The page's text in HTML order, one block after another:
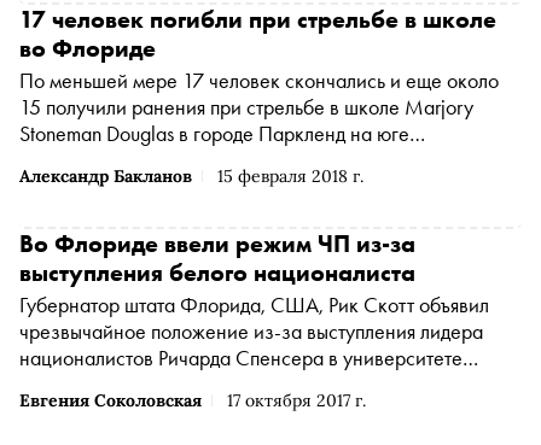
Александр Бакланов 15 февраля 2018 г.
17 человек погибли при стрельбе в школе
во Флориде
По меньшей мере 17 человек скончались и еще около
15 получили ранения при стрельбе в школе Marjory
Stoneman Douglas в городе Паркленд на юге
Евгения Соколовская 17 октября 2017 г.
Во Флориде ввели режим ЧП из-за
выступления белого националиста
Губернатор штата Флорида, США, Рик Скотт объявил
чрезвычайное положение из-за выступления лидера
националистов Ричарда Спенсера в университете